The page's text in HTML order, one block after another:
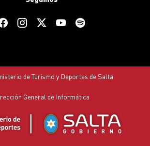
de Turismo y Deportes de Salta
General de Informática